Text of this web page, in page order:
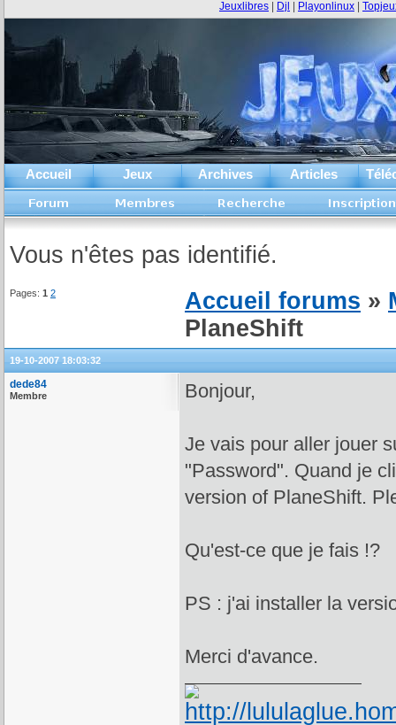
Accueil Jeux Archives Articles
Jeuxlibres Djl Playonlinux
Vous n'êtes pas identifié.
Pages: 1 2 Accueil forums »
PlaneShift
19-10-2007 18:03:32
dede84
Membre Bonjour,
Je vais pour aller jouer
"Password". Quand je
version of PlaneShift.
Qu'est-ce que je fais !?
PS : j'ai installer la
Merci d'avance.